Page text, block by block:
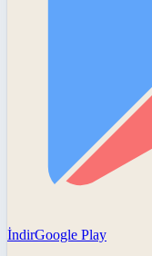
İndirGoogle Play